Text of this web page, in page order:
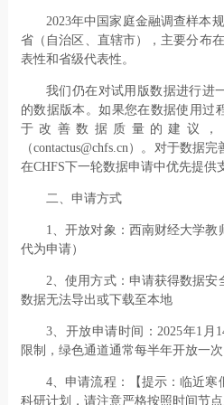
2023年中国家庭金融调查样本
省（自治区、直辖市），主要分布
表性和省级代表性。
我们仍在对试用版数据进行进
的数据版本。如果您在数据使用过
于改善数据质量的建议
（contactus@chfs.cn）。对于数据
在CHFS下一轮数据申请中优先提供
二、申请方式
1、开放对象：西南财经大学
代为申请）
2、使用方式：申请获得数据安
数据无法导出或下载至本地
3、开放申请时间：2025年1月
限制，绿色通道通常每半年开放一次
4、申请流程：【提示：临近寒
科研计划，请注意严格按照时间节点